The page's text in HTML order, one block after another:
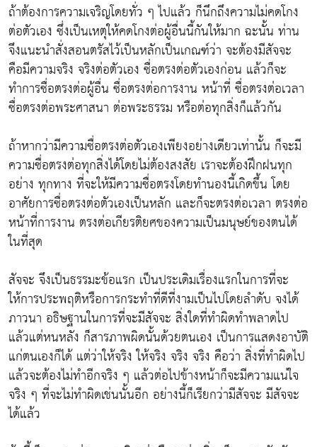
ถ้าต้องการความเจริญโดยทั่ว ๆ ไปแล้ว ก็นึกถึงความไม่คดโกง
ต่อตัวเอง ซึ่งเป็นเหตุให้คดโกงต่อผู้อื่นนี้กันให้มาก ฉะนั้น ท่าน
จึงแนะนำสั่งสอนตรัสไว้เป็นหลักเป็นเกณฑ์ว่า จะต้องมีสัจจะ
คือมีความจริง จริงต่อตัวเอง ซื่อตรงต่อตัวเองก่อน แล้วก็จะ
ทำการซื่อตรงต่อผู้อื่น ซื่อตรงต่อการงาน หน้าที่ ซื่อตรงต่อเวลา
ซื่อตรงต่อพระศาสนา ต่อพระธรรม หรือต่อทุกสิ่งก็แล้วกัน
ถ้าหากว่ามีความซื่อตรงต่อตัวเองเพียงอย่างเดียวเท่านั้น ก็จะมี
ความซื่อตรงต่อทุกสิ่งได้โดยไม่ต้องสงสัย เราจะต้องฝึกฝนทุก
อย่าง ทุกทาง ที่จะให้มีความซื่อตรงโดยทำนองนี้เกิดขึ้น โดย
อาศัยการซื่อตรงต่อตัวเองเป็นหลัก และก็จะตรงต่อเวลา ตรงต่อ
หน้าที่การงาน ตรงต่อเกียรติยศของความเป็นมนุษย์ของตนได้
ในที่สุด
สัจจะ จึงเป็นธรรมะข้อแรก เป็นประเดิมเรื่องแรกในการที่จะ
ให้การประพฤติหรือการกระทำที่ดีที่งามเป็นไปโดยลำดับ จงได้
ภาวนา อธิษฐานในการที่จะมีสัจจะ สิ่งใดที่ทำผิดทำพลาดไป
แล้วแต่หนหลัง ก็สารภาพผิดนั้นด้วยตนเอง เป็นการแสดงอาบัติ
แก่ตนเองก็ได้ แต่ว่าให้จริง ให้จริง จริง จริง คือว่า สิ่งที่ทำผิดไป
แล้วจะต้องไม่ทำอีกจริง ๆ แล้วต่อไปข้างหน้าก็จะมีความแน่ใจ
จริง ๆ ที่จะไม่ทำผิดเช่นนั้นอีก อย่างนี้ก็เรียกว่ามีสัจจะ มีสัจจะ
ได้แล้ว